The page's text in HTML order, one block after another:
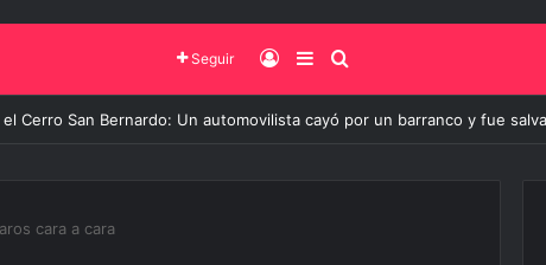
Seguir Iniciar Sesión
Barra Lateral
de Salta y la Policía Federal avanzan con nuevas medidas contra el delito
cara a cara